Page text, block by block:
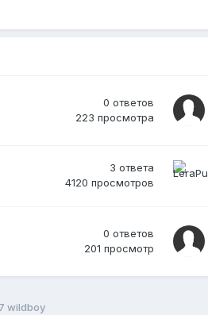
0 ответов
223 просмотра
3 ответа
4120 просмотров
0 ответов
201 просмотр
wildboy